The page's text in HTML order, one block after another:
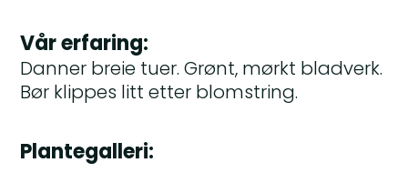
Vår erfaring:
Danner breie tuer. Grønt, mørkt bladverk.
Bør klippes litt etter blomstring.
Plantegalleri: